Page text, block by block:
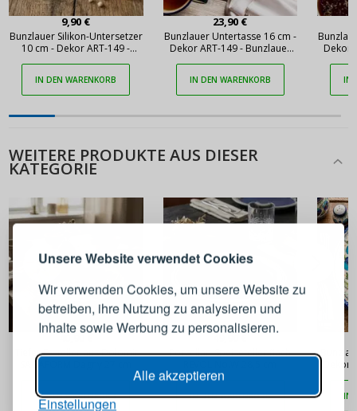
Unsere Website verwendet Cookies
Wir verwenden Cookies, um unsere Website zu
betreiben, ihre Nutzung zu analysieren und
Inhalte sowie Werbung zu personalisieren.
Alle akzeptieren
Einstellungen
9,90 €
Bunzlauer Silikon-Untersetzer
10 cm - Dekor ART-149 -
IN DEN WARENKORB
23,90 €
Bunzlauer Untertasse 16 cm -
Dekor ART-149 - Bunzlauer
IN DEN WARENKORB
Dekor
IN
WEITERE PRODUKTE AUS DIESER
KATEGORIE
40,90 €
Tiefer Essteller aus Dolomit
SAGAFORM Dagny 27 cm
IN DEN WARENKORB
49,90 €
Porzellan-Speiseteller flach
IN DEN WARENKORB
Dekor
IN
ANMELDEN REGISTRIEREN
Melden Sie sich bei Ihrem
E-Mail-Adresse